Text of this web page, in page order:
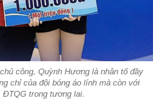
công, Quỳnh Hương là nhân tố đầy
chỉ của đội bóng áo lính mà còn với
ĐTQG trong tương lai.